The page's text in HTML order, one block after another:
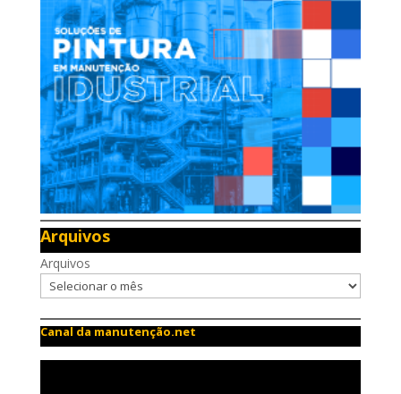
Arquivos
Arquivos
Canal da manutenção.net